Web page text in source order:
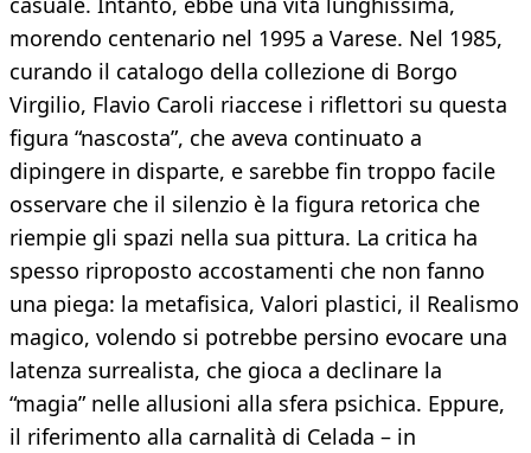
morendo centenario nel 1995 a Varese. Nel 1985,
curando il catalogo della collezione di Borgo
Virgilio, Flavio Caroli riaccese i riflettori su questa
figura “nascosta”, che aveva continuato a
dipingere in disparte, e sarebbe fin troppo facile
osservare che il silenzio è la figura retorica che
riempie gli spazi nella sua pittura. La critica ha
spesso riproposto accostamenti che non fanno
una piega: la metafisica, Valori plastici, il Realismo
magico, volendo si potrebbe persino evocare una
latenza surrealista, che gioca a declinare la
“magia” nelle allusioni alla sfera psichica. Eppure,
il riferimento alla carnalità di Celada – in